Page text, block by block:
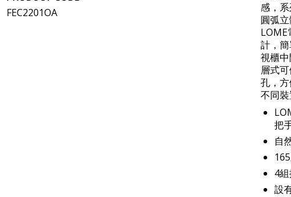
FEC2201OA
感，
圓弧
LOME
計，
視櫃
層式
孔，
不同裝
把
自
4
設